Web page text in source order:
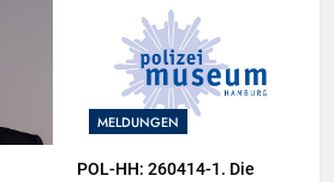
MELDUNGEN
POL-HH: 260414-1. Die